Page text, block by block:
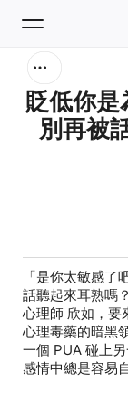
Home
貶低你是
別再被
「是你太敏感
話聽起來耳熟嗎
心理師 欣如 ，
心理毒藥的暗黑
一個 PUA 碰上
感情中總是容易